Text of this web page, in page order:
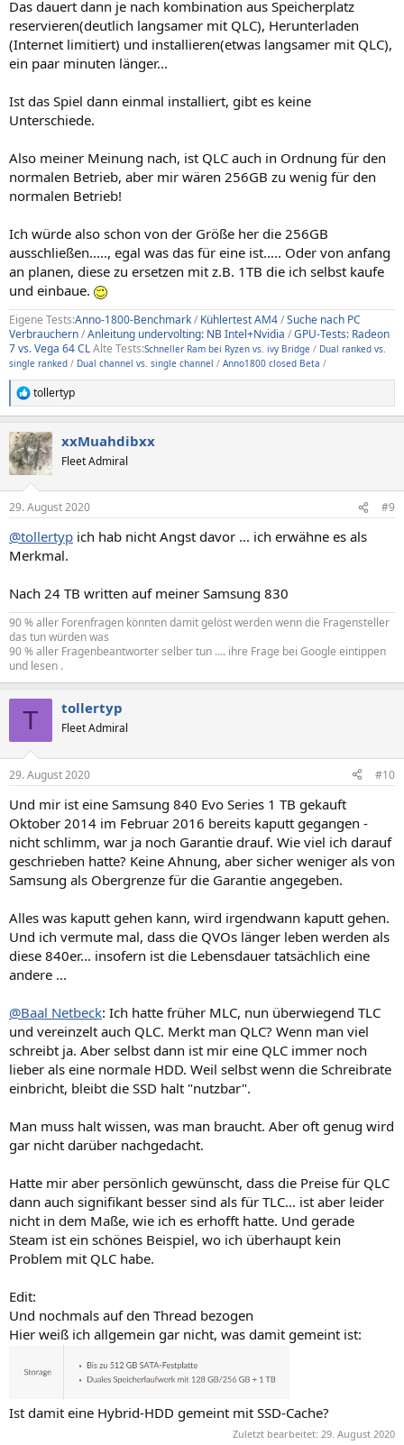
Das dauert dann je nach kombination aus Speicherplatz
reservieren(deutlich langsamer mit QLC), Herunterladen
(Internet limitiert) und installieren(etwas langsamer mit QLC),
ein paar minuten länger...
Ist das Spiel dann einmal installiert, gibt es keine
Unterschiede.
Also meiner Meinung nach, ist QLC auch in Ordnung für den
normalen Betrieb, aber mir wären 256GB zu wenig für den
normalen Betrieb!
Ich würde also schon von der Größe her die 256GB
ausschließen....., egal was das für eine ist..... Oder von anfang
an planen, diese zu ersetzen mit z.B. 1TB die ich selbst kaufe
und einbaue.
Eigene Tests:Anno-1800-Benchmark/ Kühlertest AM4/Suche nach PC
Verbrauchern/Anleitung undervolting: NB Intel+Nvidia /GPU-Tests: Radeon
7 vs. Vega 64 CLAlte Tests:Schneller Ram bei Ryzen vs. ivy Bridge / Dual ranked vs.
single ranked / Dual channel vs. single channel / Anno1800 closed Beta /
R
e
k
t
i
e
:
tollertyp
xxMuahdibxx
Fleet Admiral
29. August 2020 #9
@tollertyp ich hab nicht Angst davor ... ich erwähne es als
Merkmal.
Nach 24 TB written auf meiner Samsung 830
90 % aller Forenfragen könnten damit gelöst werden wenn die Fragensteller
das tun würden was
90 % aller Fragenbeantworter selber tun .... ihre Frage bei Google eintippen
und lesen .
T tollertyp
Fleet Admiral
29. August 2020 #10
Und mir ist eine Samsung 840 Evo Series 1 TB gekauft
Oktober 2014 im Februar 2016 bereits kaputt gegangen -
nicht schlimm, war ja noch Garantie drauf. Wie viel ich darauf
geschrieben hatte? Keine Ahnung, aber sicher weniger als von
Samsung als Obergrenze für die Garantie angegeben.
Alles was kaputt gehen kann, wird irgendwann kaputt gehen.
Und ich vermute mal, dass die QVOs länger leben werden als
diese 840er... insofern ist die Lebensdauer tatsächlich eine
andere ...
@Baal Netbeck: Ich hatte früher MLC, nun überwiegend TLC
und vereinzelt auch QLC. Merkt man QLC? Wenn man viel
schreibt ja. Aber selbst dann ist mir eine QLC immer noch
lieber als eine normale HDD. Weil selbst wenn die Schreibrate
einbricht, bleibt die SSD halt "nutzbar".
Man muss halt wissen, was man braucht. Aber oft genug wird
gar nicht darüber nachgedacht.
Hatte mir aber persönlich gewünscht, dass die Preise für QLC
dann auch signifikant besser sind als für TLC... ist aber leider
nicht in dem Maße, wie ich es erhofft hatte. Und gerade
Steam ist ein schönes Beispiel, wo ich überhaupt kein
Problem mit QLC habe.
Edit:
Und nochmals auf den Thread bezogen
Hier weiß ich allgemein gar nicht, was damit gemeint ist:
Ist damit eine Hybrid-HDD gemeint mit SSD-Cache?
Zuletzt bearbeitet: 29. August 2020